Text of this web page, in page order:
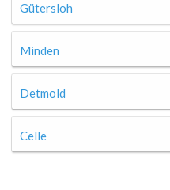
Gütersloh
Minden
Detmold
Celle